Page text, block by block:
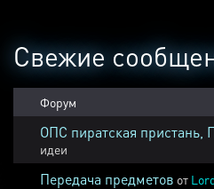
Свежие
Форум
ОПС пиратская пристань,
идеи
Передача предметов от